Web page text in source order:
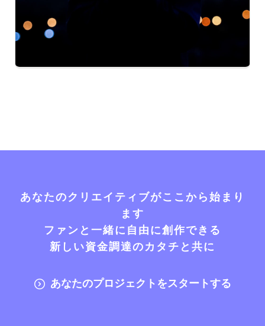
あなたのクリエイティブがここから始まり
ます
ファンと一緒に自由に創作できる
新しい資金調達のカタチと共に
あなたのプロジェクトをスタートする